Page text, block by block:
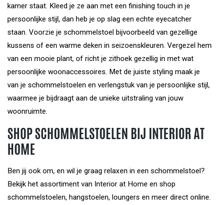
kamer staat. Kleed je ze aan met een finishing touch in je
persoonlijke stijl, dan heb je op slag een echte eyecatcher
staan. Voorzie je schommelstoel bijvoorbeeld van gezellige
kussens of een warme deken in seizoenskleuren. Vergezel hem
van een mooie plant, of richt je zithoek gezellig in met wat
persoonlijke woonaccessoires. Met de juiste styling maak je
van je schommelstoelen en verlengstuk van je persoonlijke stijl,
waarmee je bijdraagt aan de unieke uitstraling van jouw
woonruimte.
SHOP SCHOMMELSTOELEN BIJ INTERIOR AT
HOME
Ben jij ook om, en wil je graag relaxen in een schommelstoel?
Bekijk het assortiment van Interior at Home en shop
schommelstoelen, hangstoelen, loungers en meer direct online.